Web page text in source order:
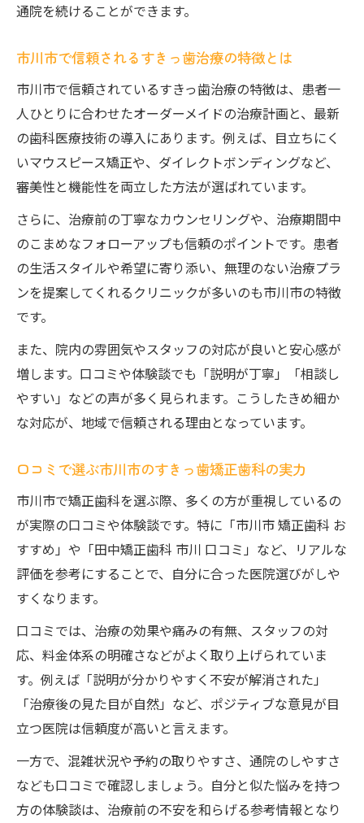
通院を続けることができます。
市川市で信頼されるすきっ歯治療の特徴とは
市川市で信頼されているすきっ歯治療の特徴は、患者一
人ひとりに合わせたオーダーメイドの治療計画と、最新
の歯科医療技術の導入にあります。例えば、目立ちにく
いマウスピース矯正や、ダイレクトボンディングなど、
審美性と機能性を両立した方法が選ばれています。
さらに、治療前の丁寧なカウンセリングや、治療期間中
のこまめなフォローアップも信頼のポイントです。患者
の生活スタイルや希望に寄り添い、無理のない治療プラ
ンを提案してくれるクリニックが多いのも市川市の特徴
です。
また、院内の雰囲気やスタッフの対応が良いと安心感が
増します。口コミや体験談でも「説明が丁寧」「相談し
やすい」などの声が多く見られます。こうしたきめ細か
な対応が、地域で信頼される理由となっています。
口コミで選ぶ市川市のすきっ歯矯正歯科の実力
市川市で矯正歯科を選ぶ際、多くの方が重視しているの
が実際の口コミや体験談です。特に「市川市 矯正歯科 お
すすめ」や「田中矯正歯科 市川 口コミ」など、リアルな
評価を参考にすることで、自分に合った医院選びがしや
すくなります。
口コミでは、治療の効果や痛みの有無、スタッフの対
応、料金体系の明確さなどがよく取り上げられていま
す。例えば「説明が分かりやすく不安が解消された」
「治療後の見た目が自然」など、ポジティブな意見が目
立つ医院は信頼度が高いと言えます。
一方で、混雑状況や予約の取りやすさ、通院のしやすさ
なども口コミで確認しましょう。自分と似た悩みを持つ
方の体験談は、治療前の不安を和らげる参考情報となり